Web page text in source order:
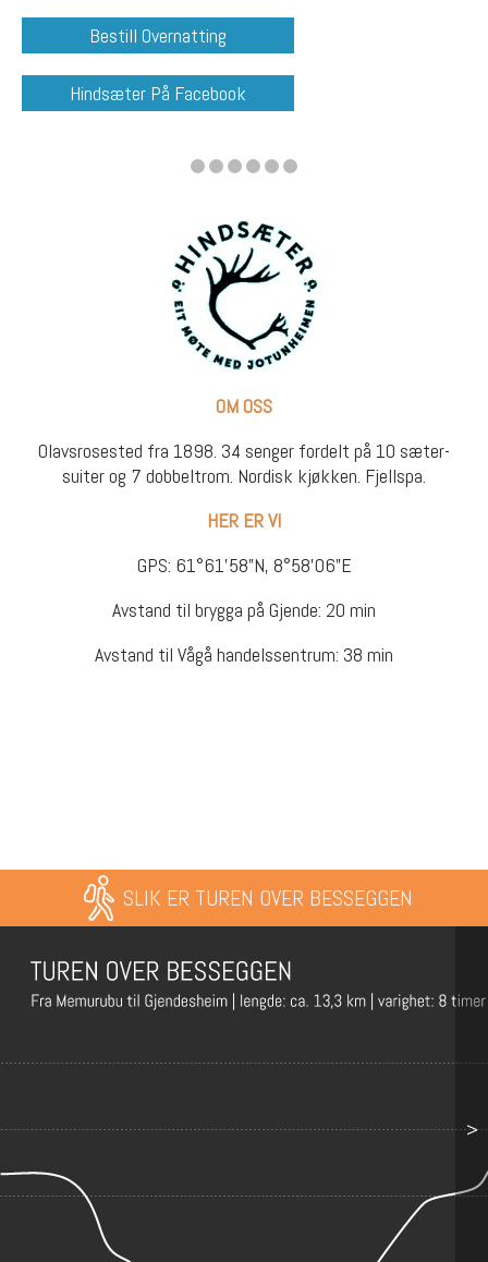
OM OSS
Olavsrosested fra 1898. 34 senger fordelt på 10 sæter-
suiter og 7 dobbeltrom. Nordisk kjøkken. Fjellspa.
HER ER VI
GPS: 61°61’58”N, 8°58’06”E
Avstand til brygga på Gjende: 20 min
Avstand til Vågå handelssentrum: 38 min
SLIK ER TUREN OVER BESSEGGEN
>